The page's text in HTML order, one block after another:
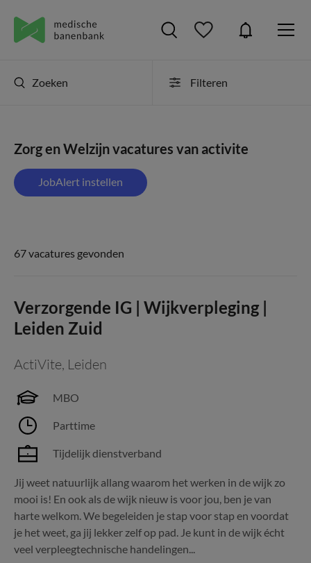
Zoeken Filteren
Zorg en Welzijn vacatures van activite
JobAlert instellen
67 vacatures gevonden
Verzorgende IG | Wijkverpleging |
Leiden Zuid
ActiVite, Leiden
MBO
Parttime
Tijdelijk dienstverband
Jij weet natuurlijk allang waarom het werken in de wijk zo
mooi is! En ook als de wijk nieuw is voor jou, ben je van
harte welkom. We begeleiden je stap voor stap en voordat
je het weet, ga jij lekker zelf op pad. Je kunt in de wijk écht
veel verpleegtechnische handelingen...